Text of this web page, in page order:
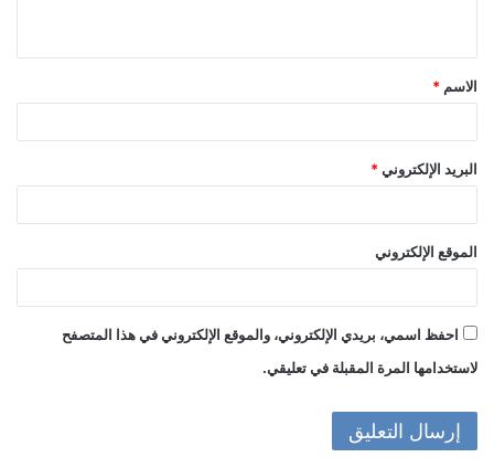
ق
*
الاسم *
البريد الإلكتروني *
الموقع الإلكتروني
احفظ اسمي، بريدي الإلكتروني، والموقع الإلكتروني في هذا المتصفح
لاستخدامها المرة المقبلة في تعليقي.